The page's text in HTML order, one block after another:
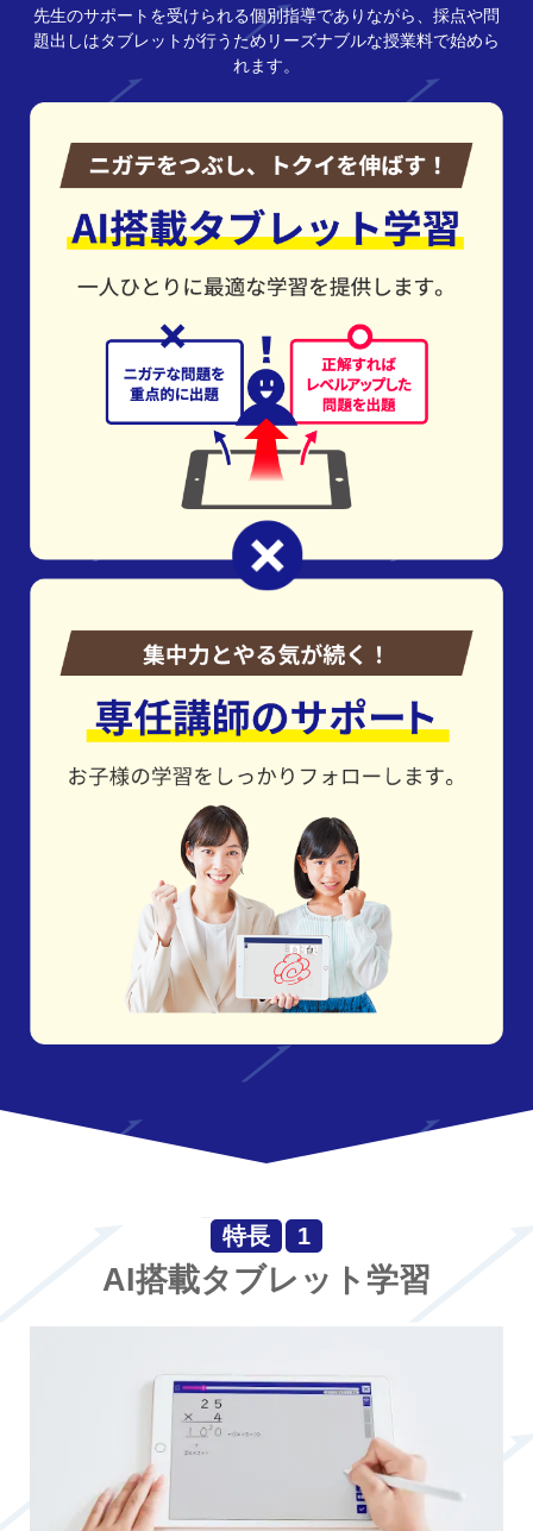
先生のサポートを受けられる個別指導でありながら、採点や問
題出しはタブレットが行うためリーズナブルな授業料で始めら
れます。
特長 1
AI搭載タブレット学習